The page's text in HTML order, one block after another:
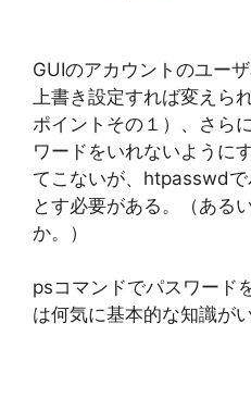
GUIのアカウントのユー
上書き設定すれば変えら
ポイントその１）、さら
ワードをいれないように
てこないが、htpasswd
とす必要がある。（ある
か。）
psコマンドでパスワード
は何気に基本的な知識がい